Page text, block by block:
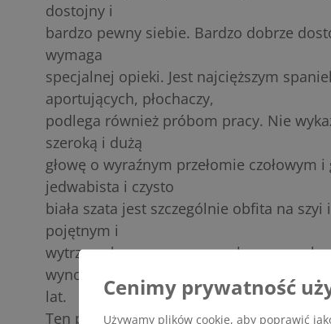
dostojny i
bardzo pewny siebie. Bardzo dobrze
wymaga
specjalnej opieki. Jest najcięższym
aportujących, płochaczy,
podlega również próbom pracy. Nie
szeroką i dużą
głowę o wyraźnym przełomie czołowym
jedwabista i czysto
biała szata jest szczególnie obfita na
pojętnym i
wytrzymałym psem o wyczulonym
wynosi ok. 12
lat.
Ten piękny osobnik stosuje i poleca
Cenimy prywatność
Używamy plików cookie, aby poprawić